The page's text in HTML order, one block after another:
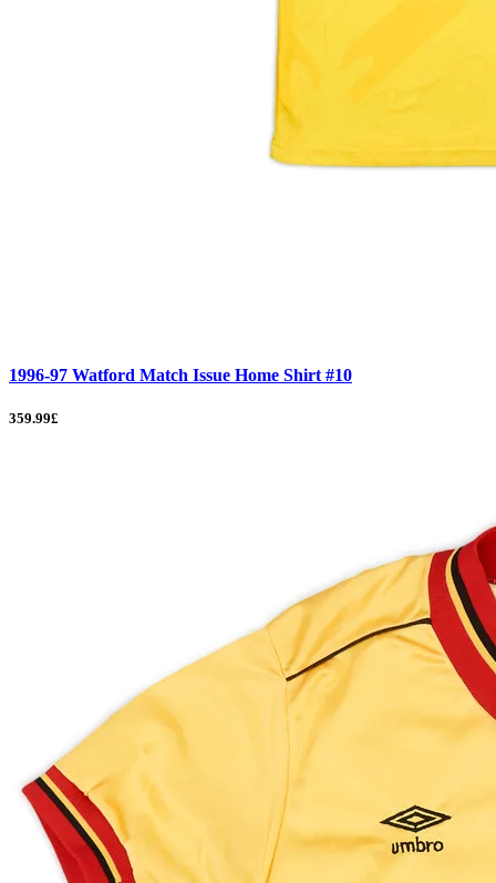
1996-97 Watford Match Issue Home Shirt #10
359.99£